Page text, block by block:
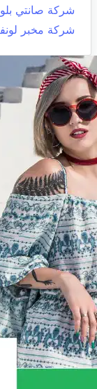
شركة صانتي
شركة مخبر